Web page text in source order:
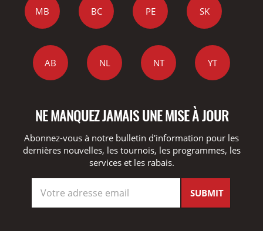
MB BC PE SK
AB NL NT YT
NE MANQUEZ JAMAIS UNE MISE À JOUR
Abonnez-vous à notre bulletin d'information pour les
dernières nouvelles, les tournois, les programmes, les
services et les rabais.